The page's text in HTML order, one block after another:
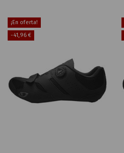
¡En oferta!
-41,96 €